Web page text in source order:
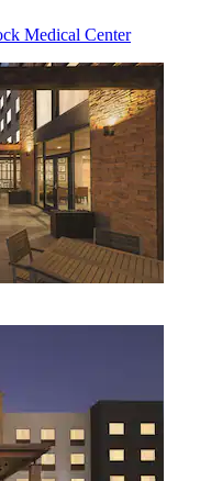
Medical Center